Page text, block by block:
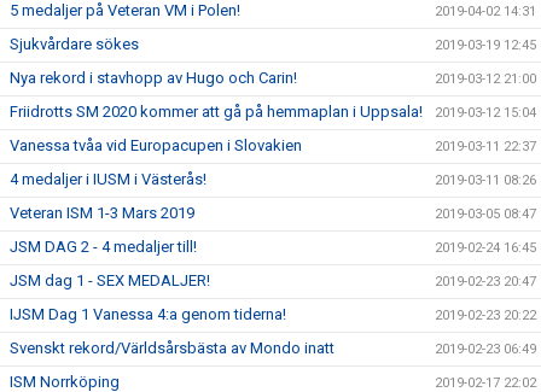
5 medaljer på Veteran VM i Polen! 2019-04-02 14:31
Sjukvårdare sökes 2019-03-19 12:45
Nya rekord i stavhopp av Hugo och Carin! 2019-03-12 21:00
Friidrotts SM 2020 kommer att gå på hemmaplan i Uppsala! 2019-03-12 15:04
Vanessa tvåa vid Europacupen i Slovakien 2019-03-11 22:37
4 medaljer i IUSM i Västerås! 2019-03-11 08:26
Veteran ISM 1-3 Mars 2019 2019-03-05 08:47
JSM DAG 2 - 4 medaljer till! 2019-02-24 16:45
JSM dag 1 - SEX MEDALJER! 2019-02-23 20:47
IJSM Dag 1 Vanessa 4:a genom tiderna! 2019-02-23 20:22
Svenskt rekord/Världsårsbästa av Mondo inatt 2019-02-23 06:49
ISM Norrköping 2019-02-17 22:02